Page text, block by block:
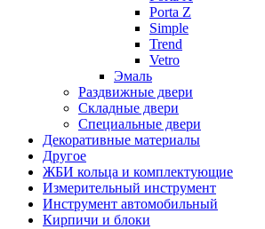
Porta Z
Simple
Trend
Vetro
Эмаль
Раздвижные двери
Складные двери
Специальные двери
Декоративные материалы
Другое
ЖБИ кольца и комплектующие
Измерительный инструмент
Инструмент автомобильный
Кирпичи и блоки